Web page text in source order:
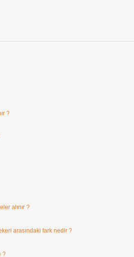
?
alınır ?
arasındaki fark nedir ?
?